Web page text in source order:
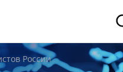
России